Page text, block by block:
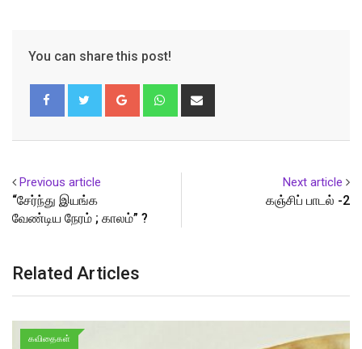
You can share this post!
Google+ Whatsapp
Previous article
“சேர்ந்து இயங்க
வேண்டிய நேரம் ; காலம்” ?
Next article
கஞ்சிப் பாடல் -2
Related Articles
கவிதைகள்